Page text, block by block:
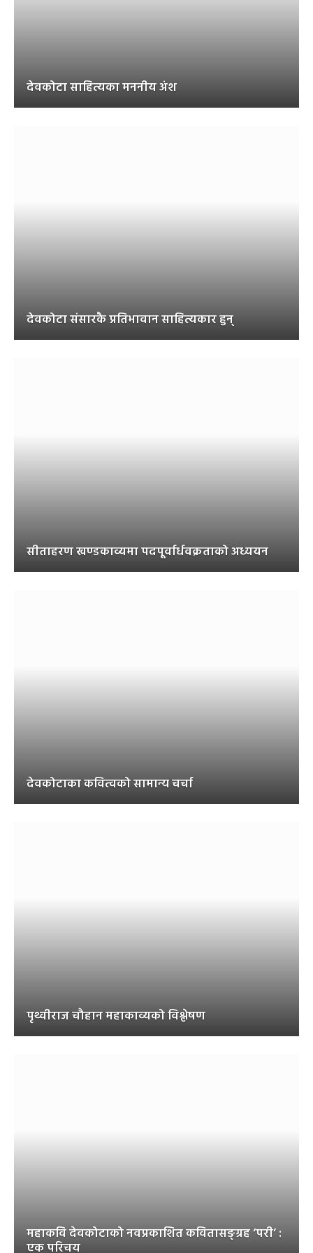
देवकोटा साहित्यका मननीय अंश
देवकोटा संसारकै प्रतिभावान साहित्यकार हुन्
सीताहरण खण्डकाव्यमा पदपूर्वार्धवक्रताको अध्ययन
देवकोटाका कवित्वको सामान्य चर्चा
पृथ्वीराज चौहान महाकाव्यको विश्लेषण
महाकवि देवकोटाको नवप्रकाशित कवितासङ्ग्रह ‘परी’ :
एक परिचय